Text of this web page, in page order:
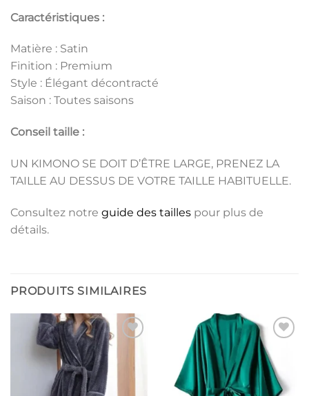
Caractéristiques :
Matière : Satin
Finition : Premium
Style : Élégant décontracté
Saison : Toutes saisons
Conseil taille :
UN KIMONO SE DOIT D’ÊTRE LARGE, PRENEZ LA
TAILLE AU DESSUS DE VOTRE TAILLE HABITUELLE.
Consultez notre guide des tailles pour plus de
détails.
PRODUITS SIMILAIRES
Ajouter
souhaits
Ajouter
à la liste
de
souhaits